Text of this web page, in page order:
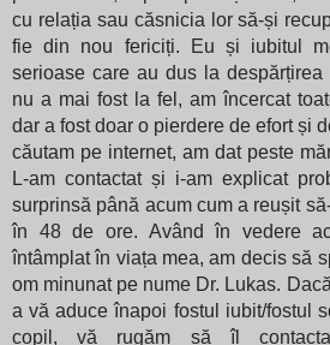
cu relația sau căsnicia lor să-și
fie din nou fericiți. Eu și iubitul
serioase care au dus la
nu a mai fost la fel, am încercat
dar a fost doar o pierdere de efort și
căutam pe internet, am dat peste
L-am contactat și i-am explicat
surprinsă până acum cum a reușit
în 48 de ore. Având în vedere
întâmplat în viața mea, am decis să
om minunat pe nume Dr. Lukas.
a vă aduce înapoi fostul iubit/fostul
copil, vă rugăm să îl